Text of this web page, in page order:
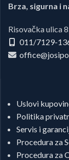
Brza, sigurna i
Risovačka ulica
011/7129-
Uslovi
Politika
Servis i
Procedura za
Procedura za